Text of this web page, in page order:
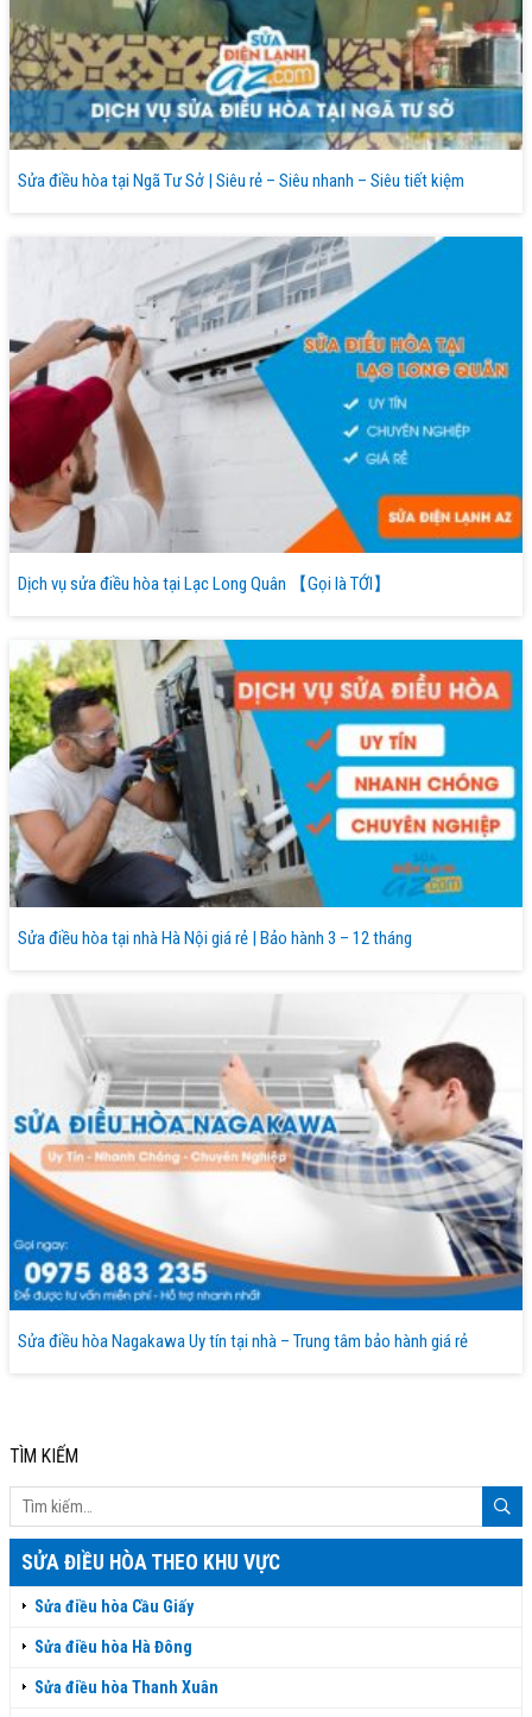
Sửa điều hòa tại Ngã Tư Sở | Siêu rẻ – Siêu nhanh – Siêu tiết kiệm
Dịch vụ sửa điều hòa tại Lạc Long Quân 【Gọi là TỚI】
Sửa điều hòa tại nhà Hà Nội giá rẻ | Bảo hành 3 – 12 tháng
Sửa điều hòa Nagakawa Uy tín tại nhà – Trung tâm bảo hành giá rẻ
TÌM KIẾM
SỬA ĐIỀU HÒA THEO KHU VỰC
Sửa điều hòa Cầu Giấy
Sửa điều hòa Hà Đông
Sửa điều hòa Thanh Xuân